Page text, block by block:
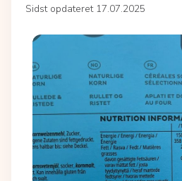
Sidst opdateret 17.07.2025